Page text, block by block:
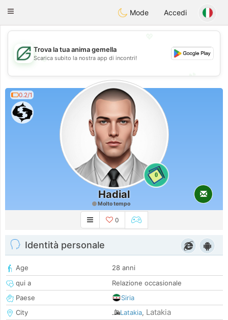
Dating
Toggle
Mode Accedi
💖
💕
💕
Trova la tua anima gemella
Scarica subito la nostra app di incontri!
0.2/1
0
Hadial
Molto tempo
0
Identità personale
Age
28 anni
qui a
Relazione occasionale
Paese
Siria
City
Latakia, Latakia